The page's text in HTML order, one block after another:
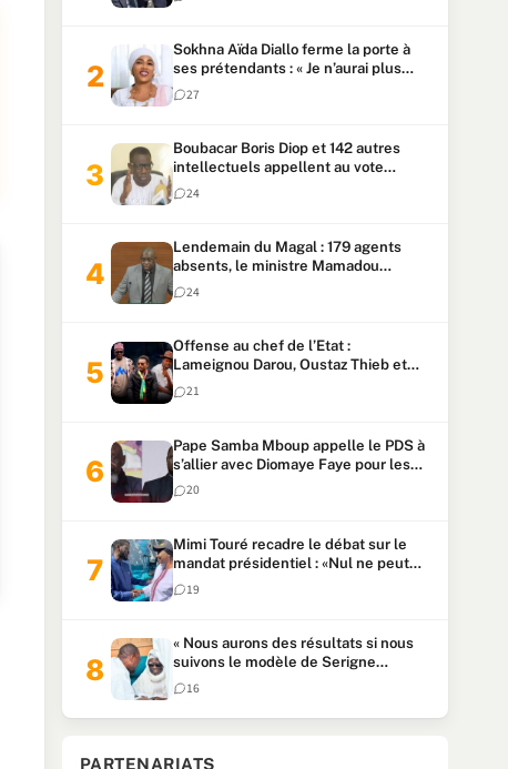
Sokhna Aïda Diallo ferme la porte à
ses prétendants : « Je n’aurai plus
jamais un autre mari »
27
Boubacar Boris Diop et 142 autres
intellectuels appellent au vote
urgent de la révision
constitutionnelle
24
Lendemain du Magal : 179 agents
absents, le ministre Mamadou
Lamine Dianté exige des explications
24
Offense au chef de l’Etat :
Lameignou Darou, Oustaz Thieb et
Ndiaye Touba lourdement
condamnés
21
Pape Samba Mboup appelle le PDS à
s’allier avec Diomaye Faye pour les
locales et tacle Sonko
20
Mimi Touré recadre le débat sur le
mandat présidentiel : «Nul ne peut
faire plus de deux mandats
consécutifs de 5 ans»
19
« Nous aurons des résultats si nous
suivons le modèle de Serigne
Touba » : Ousmane Sonko au Khalife
Serigne Mountakha
16
PARTENARIATS